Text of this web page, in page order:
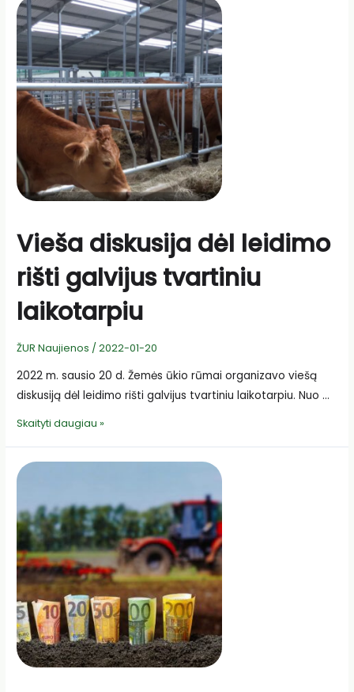
geriausias
stimulas
pasinaudoti
KPP
teikiama
parama
Vieša diskusija dėl leidimo
rišti galvijus tvartiniu
laikotarpiu
ŽUR Naujienos /2022-01-20
2022 m. sausio 20 d. Žemės ūkio rūmai organizavo viešą
diskusiją dėl leidimo rišti galvijus tvartiniu laikotarpiu. Nuo …
Vieša
dėl
leidimo
galvijus
tvartiniu
laikotarpiu
Skaityti daugiau »